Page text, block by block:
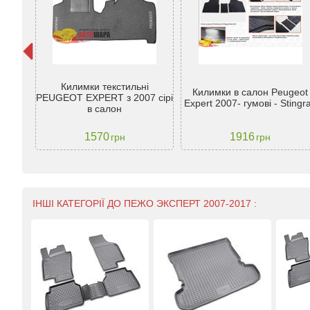
Килимки текстильні
PEUGEOT EXPERT з 2007 сірі
в салон
1570 грн
Килимки в салон Peugeot
Expert 2007- гумові -
1916грн
ІНШІ КАТЕГОРІЇ ДО ПЕЖО ЭКСПЕРТ 2007-2017 :